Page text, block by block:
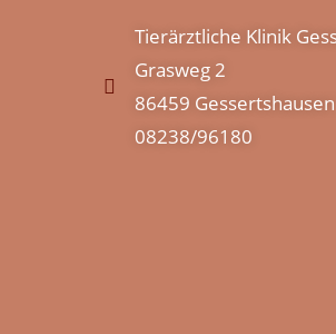
Tierärztliche Klinik
Grasweg 2
86459 Gessertshausen
08238/96180